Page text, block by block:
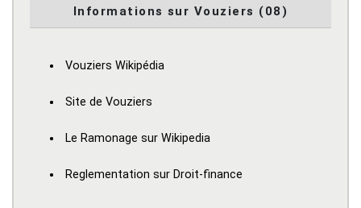
Informations sur Vouziers (08)
Vouziers Wikipédia
Site de Vouziers
Le Ramonage sur Wikipedia
Reglementation sur Droit-finance